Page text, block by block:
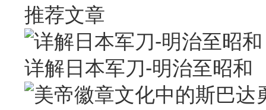
推荐文章
详解日本军刀-明治至昭和